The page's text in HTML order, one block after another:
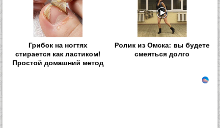
Грибок на ногтях
стирается как ластиком!
Простой домашний метод
Ролик из Омска: вы будете
смеяться долго